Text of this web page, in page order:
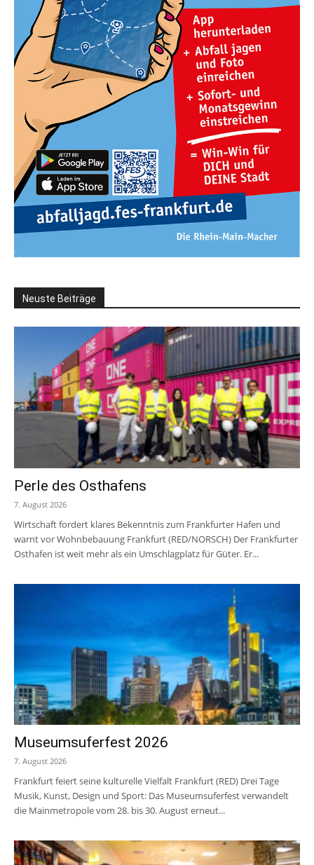
Neuste Beiträge
Perle des Osthafens
7. August 2026
Wirtschaft fordert klares Bekenntnis zum Frankfurter Hafen und
warnt vor Wohnbebauung Frankfurt (RED/NORSCH) Der Frankfurter
Osthafen ist weit mehr als ein Umschlagplatz für Güter. Er...
Museumsuferfest 2026
7. August 2026
Frankfurt feiert seine kulturelle Vielfalt Frankfurt (RED) Drei Tage
Musik, Kunst, Design und Sport: Das Museumsuferfest verwandelt
die Mainmetropole vom 28. bis 30. August erneut...